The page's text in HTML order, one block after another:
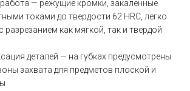
— режущие кромки, закаленные
токами до твердости 62 HRC, легко
разрезанием как мягкой, так и твердой
деталей — на губках предусмотрены
захвата для предметов плоской и